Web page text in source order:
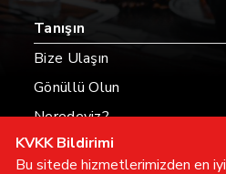
Tanışın
Bize Ulaşın
Gönüllü Olun
Neredeyiz?
Hesaplarımız
KVKK Bildirimi
Bu sitede hizmetlerimizden en iyi